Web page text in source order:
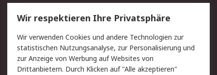
Service
Value Added Services
Lieferlösungen
Rücksendungen
Kontakt
Hilfe
Privatkunden
Wir respektieren Ihre Privatsphäre
Wir verwenden Cookies und andere Technologien zur
statistischen Nutzungsanalyse, zur Personalisierung und
zur Anzeige von Werbung auf Websites von
Drittanbietern. Durch Klicken auf "Alle akzeptieren"